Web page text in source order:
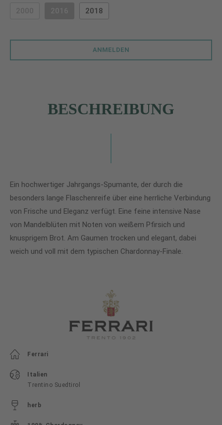
(DIESE OPTION IST ZURZEIT NICHT VERFÜGBAR.)
(DIESE OPTION IST ZURZEIT NICHT VERFÜGBAR.)
2018
ANMELDEN
BESCHREIBUNG
Ein hochwertiger Jahrgangs-Spumante, der durch die
besonders lange Flaschenreife über eine herrliche Verbindung
von Frische und Eleganz verfügt. Eine feine intensive Nase
von Mandelblüten mit Noten von weißem Pfirsich und
knusprigem Brot. Am Gaumen trocken und elegant, dabei
weich und voll mit dem typischen Chardonnay-Finale.
Ferrari
Italien
Trentino Suedtirol
herb